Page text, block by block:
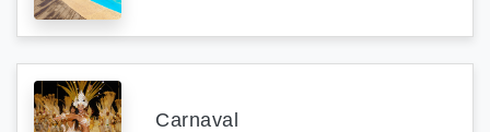
Carnaval